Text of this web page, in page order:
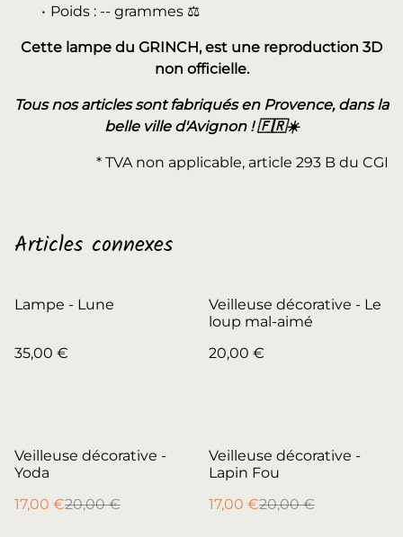
Poids : -- grammes ⚖️
Cette lampe du GRINCH, est une reproduction 3D
non officielle.
Tous nos articles sont fabriqués en Provence, dans la
belle ville d'Avignon ! 🇫🇷☀️
* TVA non applicable, article 293 B du CGI
Articles connexes
Lampe - Lune
35,00 €
Veilleuse décorative - Le
loup mal-aimé
20,00 €
%
Veilleuse décorative -
Yoda
17,00 €20,00 €
%
Veilleuse décorative -
Lapin Fou
17,00 €20,00 €